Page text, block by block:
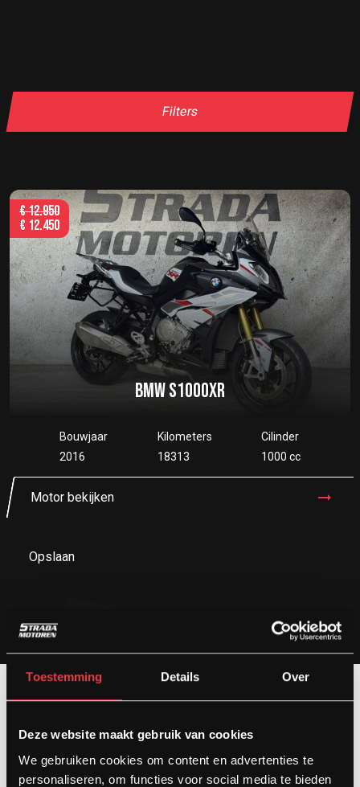
Toestemming Details Over
Deze website maakt gebruik van cookies
We gebruiken cookies om content en advertenties te
personaliseren, om functies voor social media te bieden
Filters
BMW S1000XR
Bouwjaar
2016
Kilometers
18313
Cilinder
1000 cc
Motor bekijken
€12.950
€ 12.450
Opslaan
Contact
Kardinaal van Rossumstraat 44-A